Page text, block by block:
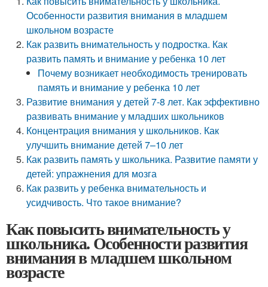
Особенности развития внимания в младшем
школьном возрасте
Как развить внимательность у подростка. Как
развить память и внимание у ребенка 10 лет
Почему возникает необходимость тренировать
память и внимание у ребенка 10 лет
Развитие внимания у детей 7-8 лет. Как эффективно
развивать внимание у младших школьников
Концентрация внимания у школьников. Как
улучшить внимание детей 7–10 лет
Как развить память у школьника. Развитие памяти у
детей: упражнения для мозга
Как развить у ребенка внимательность и
усидчивость. Что такое внимание?
Как повысить внимательность у
школьника. Особенности развития
внимания в младшем школьном
возрасте